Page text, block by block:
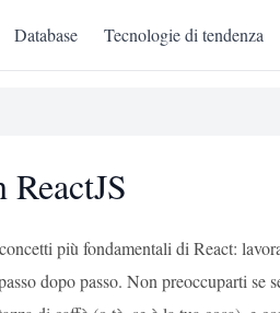
Database Tecnologie di tendenza
più fondamentali di React:
dopo passo. Non preoccuparti se